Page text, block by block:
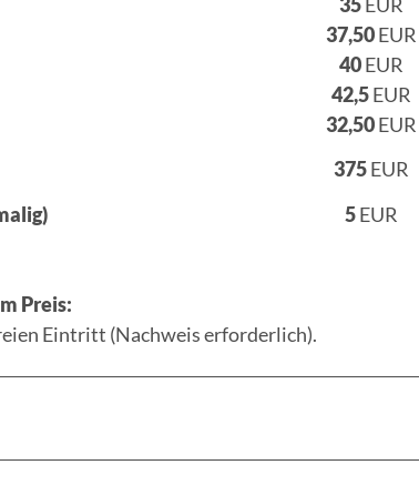
37,50EUR
40EUR
42,5EUR
32,50EUR
375EUR
5EUR
Preis:
Eintritt (Nachweis erforderlich).